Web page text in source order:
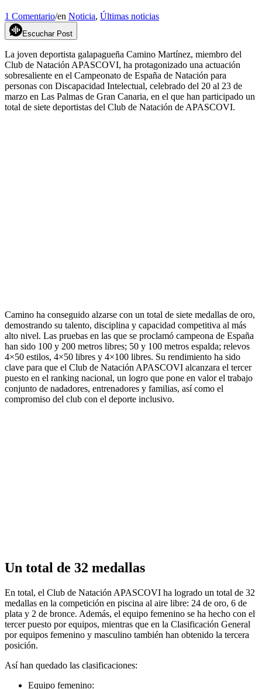
1 Comentario/en Noticia, Últimas noticias
Escuchar Post
La joven deportista galapagueña Camino Martínez, miembro del
Club de Natación APASCOVI, ha protagonizado una actuación
sobresaliente en el Campeonato de España de Natación para
personas con Discapacidad Intelectual, celebrado del 20 al 23 de
marzo en Las Palmas de Gran Canaria, en el que han participado un
total de siete deportistas del Club de Natación de APASCOVI.
Camino ha conseguido alzarse con un total de siete medallas de oro,
demostrando su talento, disciplina y capacidad competitiva al más
alto nivel. Las pruebas en las que se proclamó campeona de España
han sido 100 y 200 metros libres; 50 y 100 metros espalda; relevos
4×50 estilos, 4×50 libres y 4×100 libres. Su rendimiento ha sido
clave para que el Club de Natación APASCOVI alcanzara el tercer
puesto en el ranking nacional, un logro que pone en valor el trabajo
conjunto de nadadores, entrenadores y familias, así como el
compromiso del club con el deporte inclusivo.
Un total de 32 medallas
En total, el Club de Natación APASCOVI ha logrado un total de 32
medallas en la competición en piscina al aire libre: 24 de oro, 6 de
plata y 2 de bronce. Además, el equipo femenino se ha hecho con el
tercer puesto por equipos, mientras que en la Clasificación General
por equipos femenino y masculino también han obtenido la tercera
posición.
Así han quedado las clasificaciones:
Equipo femenino: